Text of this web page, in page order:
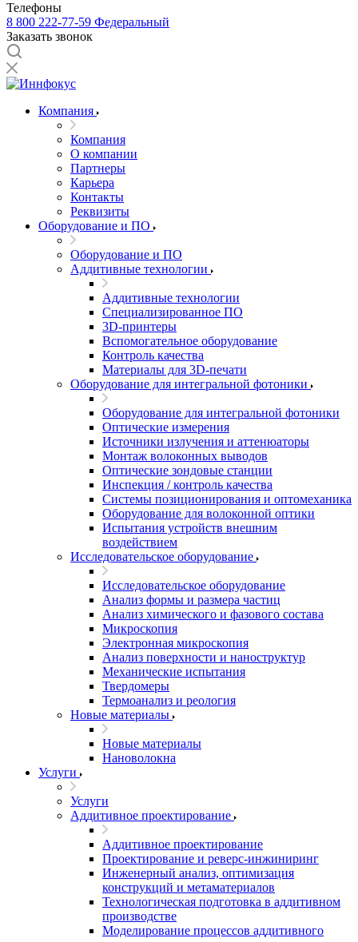
Телефоны
8 800 222-77-59 Федеральный
Заказать звонок
Компания
Компания
О компании
Партнеры
Карьера
Контакты
Реквизиты
Оборудование и ПО
Оборудование и ПО
Аддитивные технологии
Аддитивные технологии
Специализированное ПО
3D-принтеры
Вспомогательное оборудование
Контроль качества
Материалы для 3D-печати
Оборудование для интегральной фотоники
Оборудование для интегральной фотоники
Оптические измерения
Источники излучения и аттенюаторы
Монтаж волоконных выводов
Оптические зондовые станции
Инспекция / контроль качества
Системы позиционирования и оптомеханика
Оборудование для волоконной оптики
Испытания устройств внешним
воздействием
Исследовательское оборудование
Исследовательское оборудование
Анализ формы и размера частиц
Анализ химического и фазового состава
Микроскопия
Электронная микроскопия
Анализ поверхности и наноструктур
Механические испытания
Твердомеры
Термоанализ и реология
Новые материалы
Новые материалы
Нановолокна
Услуги
Услуги
Аддитивное проектирование
Аддитивное проектирование
Проектирование и реверс-инжиниринг
Инженерный анализ, оптимизация
конструкций и метаматериалов
Технологическая подготовка в аддитивном
производстве
Моделирование процессов аддитивного